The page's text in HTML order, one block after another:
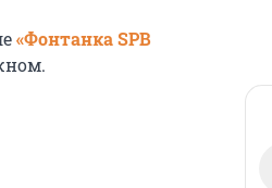
«Фонтанка SPB